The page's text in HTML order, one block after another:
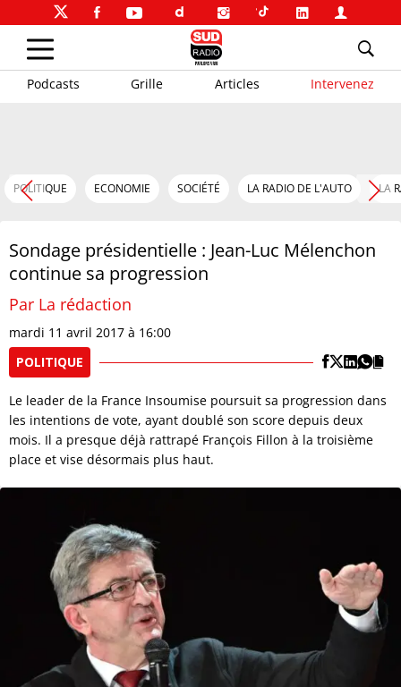
Podcasts Grille Articles Intervenez
POLITIQUE ECONOMIE SOCIÉTÉ LA RADIO DE L'AUTO LA
Sondage présidentielle : Jean-Luc Mélenchon
continue sa progression
Par La rédaction
mardi 11 avril 2017 à 16:00
POLITIQUE
Le leader de la France Insoumise poursuit sa progression dans
les intentions de vote, ayant doublé son score depuis deux
mois. Il a presque déjà rattrapé François Fillon à la troisième
place et vise désormais plus haut.